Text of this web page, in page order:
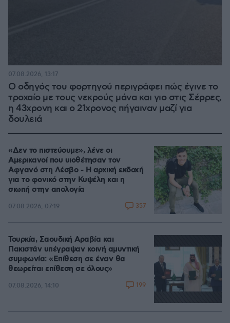
Ο οδηγός του φορτηγού περιγράφει πώς έγινε το
τροχαίο με τους νεκρούς μάνα και γιο στις Σέρρες,
η 43χρονη και ο 21χρονος πήγαιναν μαζί για
δουλειά
07.08.2026, 13:17
«Δεν το πιστεύουμε», λένε οι
Αμερικανοί που υιοθέτησαν τον
Αφγανό στη Λέσβο - Η αρχική εκδοχή
για το φονικό στην Κυψέλη και η
σιωπή στην απολογία
07.08.2026, 07:19 357
Τουρκία, Σαουδική Αραβία και
Πακιστάν υπέγραψαν κοινή αμυντική
συμφωνία: «Επίθεση σε έναν θα
θεωρείται επίθεση σε όλους»
07.08.2026, 14:10 199